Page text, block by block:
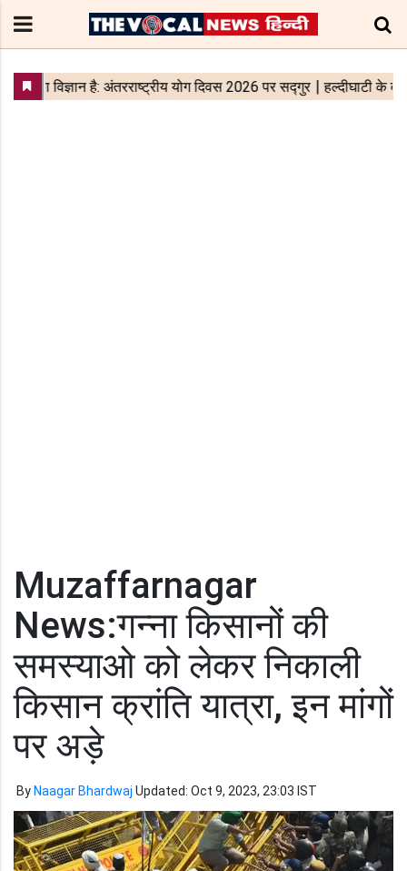
Muzaffarnagar
News:गन्ना किसानों की
समस्याओ को लेकर निकाली
किसान क्रांति यात्रा, इन मांगों
पर अड़े
By Naagar Bhardwaj Updated: Oct 9, 2023, 23:03 IST